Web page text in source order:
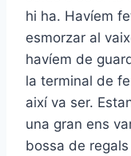
hi ha. Havíem
esmorzar al
havíem de
la terminal de
així va ser.
una gran ens
bossa de